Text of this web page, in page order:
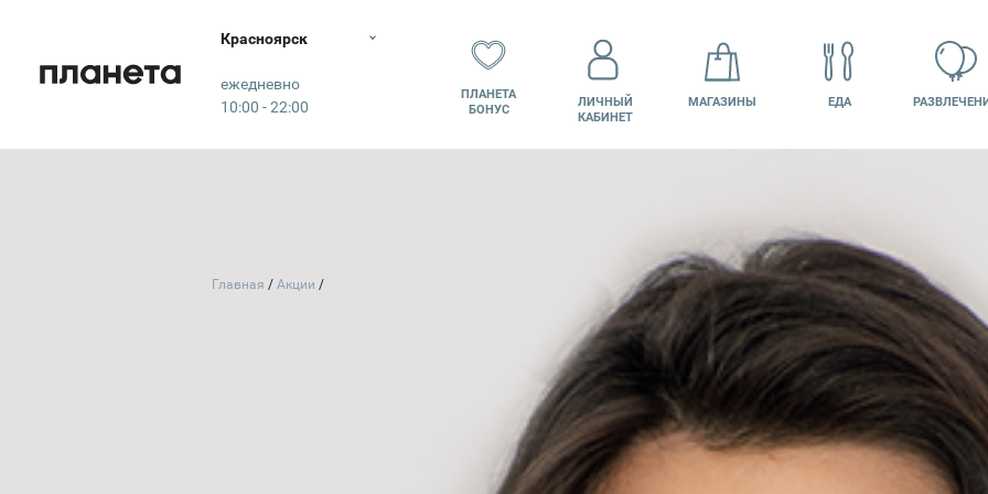
Планета
Красноярск
ежедневно
10:00 - 22:00
ПЛАНЕТА
БОНУС
ЛИЧНЫЙ
КАБИНЕТ
МАГАЗИНЫ ЕДА
ВАКАНСИИ
ПОДАРОЧНАЯ
КАРТА
Главная Акции